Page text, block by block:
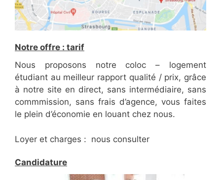
Notre offre : tarif
Nous proposons notre coloc – logement
étudiant au meilleur rapport qualité / prix, grâce
à notre site en direct, sans intermédiaire, sans
commmission, sans frais d’agence, vous faites
le plein d’économie en louant chez nous.
Loyer et charges : nous consulter
Candidature